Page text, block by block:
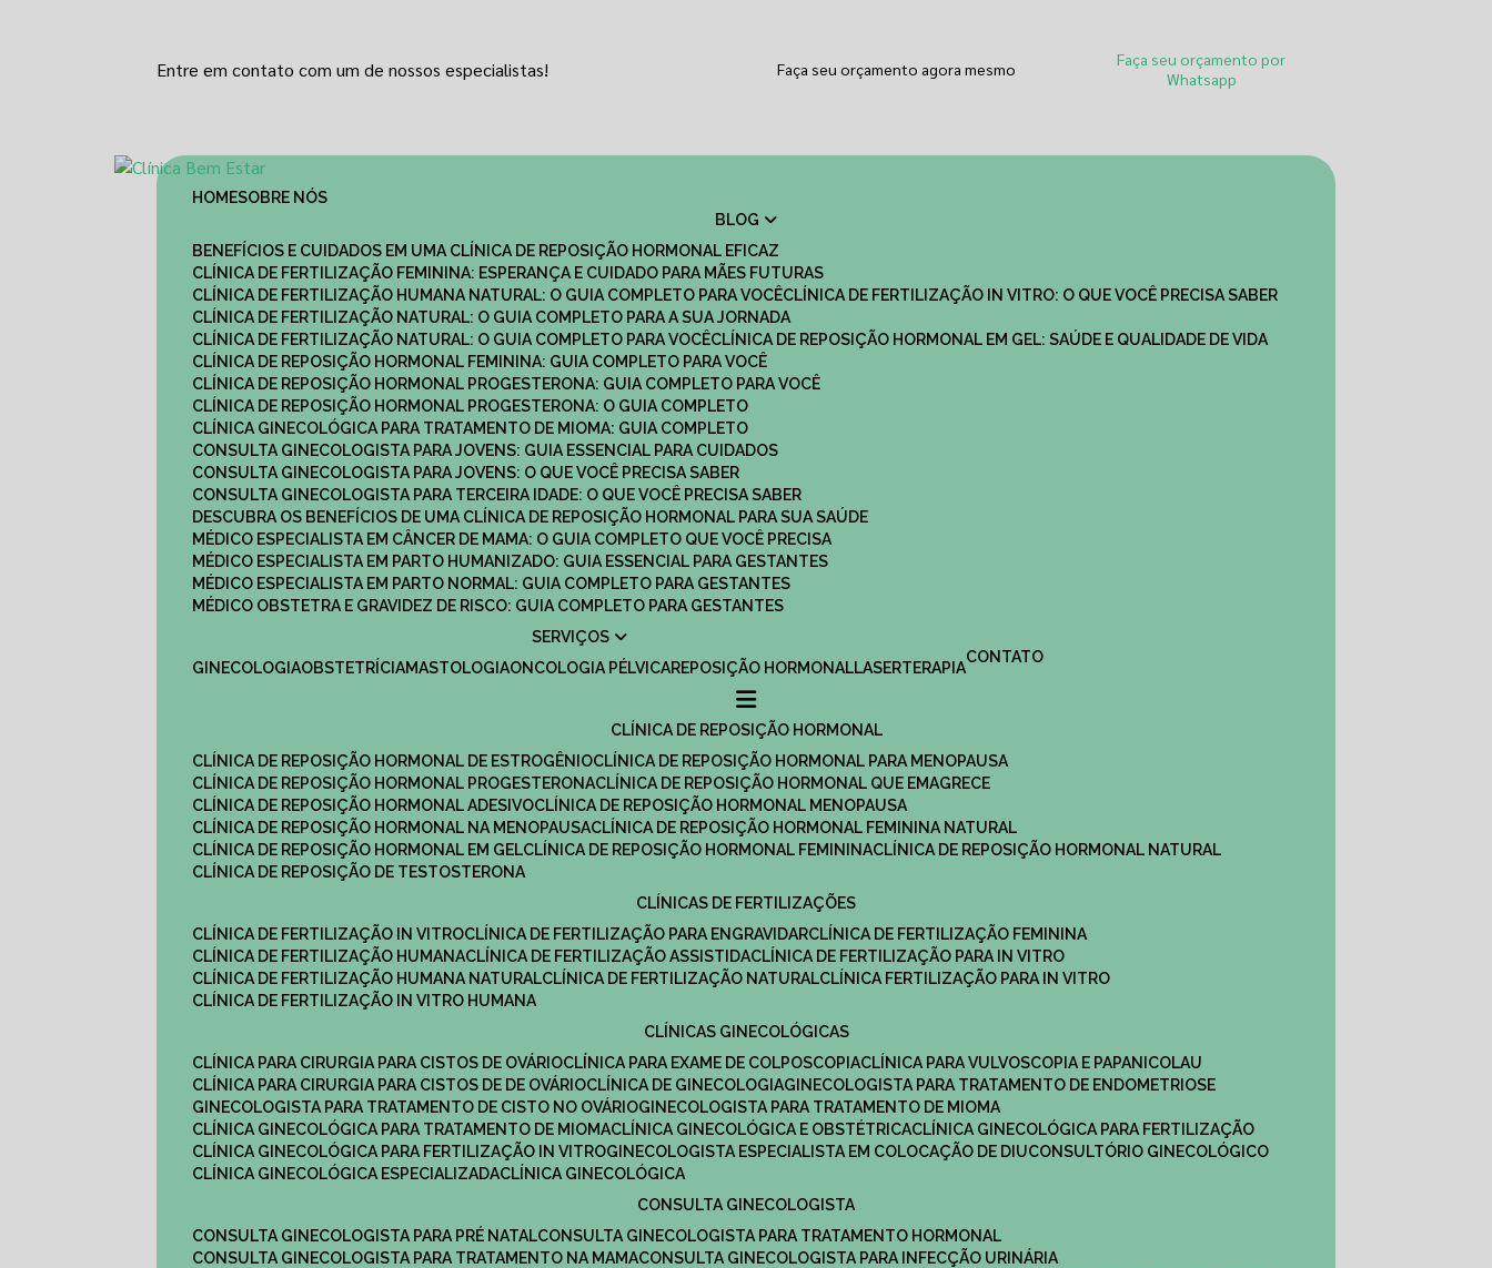
Entre em contato com um de nossos especialistas! Faça seu orçamento agora mesmo
Faça seu orçamento por
Whatsapp
HOME
SOBRE NÓS
BLOG
BENEFÍCIOS E CUIDADOS EM UMA CLÍNICA DE REPOSIÇÃO HORMONAL EFICAZ
CLÍNICA DE FERTILIZAÇÃO FEMININA: ESPERANÇA E CUIDADO PARA MÃES FUTURAS
CLÍNICA DE FERTILIZAÇÃO HUMANA NATURAL: O GUIA COMPLETO PARA VOCÊ
CLÍNICA DE FERTILIZAÇÃO IN VITRO: O QUE VOCÊ PRECISA SABER
CLÍNICA DE FERTILIZAÇÃO NATURAL: O GUIA COMPLETO PARA A SUA JORNADA
CLÍNICA DE FERTILIZAÇÃO NATURAL: O GUIA COMPLETO PARA VOCÊ
CLÍNICA DE REPOSIÇÃO HORMONAL EM GEL: SAÚDE E QUALIDADE DE VIDA
CLÍNICA DE REPOSIÇÃO HORMONAL FEMININA: GUIA COMPLETO PARA VOCÊ
CLÍNICA DE REPOSIÇÃO HORMONAL PROGESTERONA: GUIA COMPLETO PARA VOCÊ
CLÍNICA DE REPOSIÇÃO HORMONAL PROGESTERONA: O GUIA COMPLETO
CLÍNICA GINECOLÓGICA PARA TRATAMENTO DE MIOMA: GUIA COMPLETO
CONSULTA GINECOLOGISTA PARA JOVENS: GUIA ESSENCIAL PARA CUIDADOS
CONSULTA GINECOLOGISTA PARA JOVENS: O QUE VOCÊ PRECISA SABER
CONSULTA GINECOLOGISTA PARA TERCEIRA IDADE: O QUE VOCÊ PRECISA SABER
DESCUBRA OS BENEFÍCIOS DE UMA CLÍNICA DE REPOSIÇÃO HORMONAL PARA SUA SAÚDE
MÉDICO ESPECIALISTA EM CÂNCER DE MAMA: O GUIA COMPLETO QUE VOCÊ PRECISA
MÉDICO ESPECIALISTA EM PARTO HUMANIZADO: GUIA ESSENCIAL PARA GESTANTES
MÉDICO ESPECIALISTA EM PARTO NORMAL: GUIA COMPLETO PARA GESTANTES
MÉDICO OBSTETRA E GRAVIDEZ DE RISCO: GUIA COMPLETO PARA GESTANTES
SERVIÇOS
GINECOLOGIA
OBSTETRÍCIA MASTOLOGIA ONCOLOGIA PÉLVICA REPOSIÇÃO HORMONAL LASERTERAPIA
CONTATO
CLÍNICA DE REPOSIÇÃO HORMONAL
CLÍNICA DE REPOSIÇÃO HORMONAL DE ESTROGÊNIO
CLÍNICA DE REPOSIÇÃO HORMONAL PARA MENOPAUSA
CLÍNICA DE REPOSIÇÃO HORMONAL PROGESTERONA
CLÍNICA DE REPOSIÇÃO HORMONAL QUE EMAGRECE
CLÍNICA DE REPOSIÇÃO HORMONAL ADESIVO
CLÍNICA DE REPOSIÇÃO HORMONAL MENOPAUSA
CLÍNICA DE REPOSIÇÃO HORMONAL NA MENOPAUSA
CLÍNICA DE REPOSIÇÃO HORMONAL FEMININA NATURAL
CLÍNICA DE REPOSIÇÃO HORMONAL EM GEL
CLÍNICA DE REPOSIÇÃO HORMONAL FEMININA
CLÍNICA DE REPOSIÇÃO HORMONAL NATURAL
CLÍNICA DE REPOSIÇÃO DE TESTOSTERONA
CLÍNICAS DE FERTILIZAÇÕES
CLÍNICA DE FERTILIZAÇÃO IN VITRO
CLÍNICA DE FERTILIZAÇÃO PARA ENGRAVIDAR
CLÍNICA DE FERTILIZAÇÃO FEMININA
CLÍNICA DE FERTILIZAÇÃO HUMANA
CLÍNICA DE FERTILIZAÇÃO ASSISTIDA
CLÍNICA DE FERTILIZAÇÃO PARA IN VITRO
CLÍNICA DE FERTILIZAÇÃO HUMANA NATURAL
CLÍNICA DE FERTILIZAÇÃO NATURAL
CLÍNICA FERTILIZAÇÃO PARA IN VITRO
CLÍNICA DE FERTILIZAÇÃO IN VITRO HUMANA
CLÍNICAS GINECOLÓGICAS
CLÍNICA PARA CIRURGIA PARA CISTOS DE OVÁRIO
CLÍNICA PARA EXAME DE COLPOSCOPIA
CLÍNICA PARA VULVOSCOPIA E PAPANICOLAU
CLÍNICA PARA CIRURGIA PARA CISTOS DE DE OVÁRIO
CLÍNICA DE GINECOLOGIA
GINECOLOGISTA PARA TRATAMENTO DE ENDOMETRIOSE
GINECOLOGISTA PARA TRATAMENTO DE CISTO NO OVÁRIO
GINECOLOGISTA PARA TRATAMENTO DE MIOMA
CLÍNICA GINECOLÓGICA PARA TRATAMENTO DE MIOMA
CLÍNICA GINECOLÓGICA E OBSTÉTRICA
CLÍNICA GINECOLÓGICA PARA FERTILIZAÇÃO
CLÍNICA GINECOLÓGICA PARA FERTILIZAÇÃO IN VITRO
GINECOLOGISTA ESPECIALISTA EM COLOCAÇÃO DE DIU
CONSULTÓRIO GINECOLÓGICO
CLÍNICA GINECOLÓGICA ESPECIALIZADA
CLÍNICA GINECOLÓGICA
CONSULTA GINECOLOGISTA
CONSULTA GINECOLOGISTA PARA PRÉ NATAL
CONSULTA GINECOLOGISTA PARA TRATAMENTO HORMONAL
CONSULTA GINECOLOGISTA PARA TRATAMENTO NA MAMA
CONSULTA GINECOLOGISTA PARA INFECÇÃO URINÁRIA